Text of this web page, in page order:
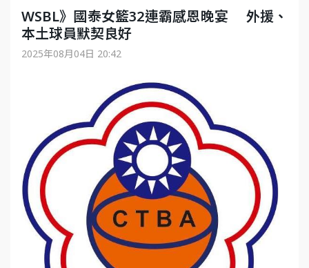
WSBL》國泰女籃32連霸感恩晚宴 外援、
本土球員默契良好
2025年08月04日 20:42